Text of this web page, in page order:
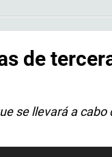
de
se llevará a cabo